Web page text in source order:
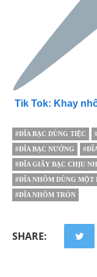
Tik Tok: Khay
#ĐĨA BẠC DÙNG TIỆC
#ĐĨA BẠC NƯỚNG
#ĐĨA GIẤY BẠC CHỊU
#ĐĨA NHÔM DÙNG MỘT
#ĐĨA NHÔM TRÒN
SHARE: